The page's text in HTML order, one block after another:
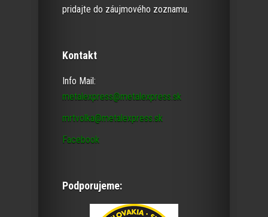
pridajte do záujmového zoznamu.
Kontakt
Info Mail:
metalexpress@metalexpress.sk
mrtvolka@metalexpress.sk
Facebook
Podporujeme: